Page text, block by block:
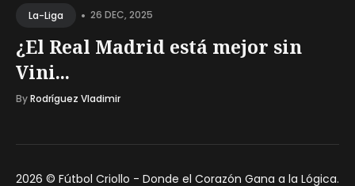
La-Liga • 26 DEC, 2025
¿El Real Madrid está mejor sin
Vini...
ByRodríguez Vladimir
2026 © Fútbol Criollo - Donde el Corazón Gana a la Lógica.